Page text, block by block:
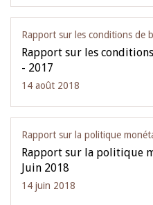
Rapport sur les conditions de
Rapport sur les
- 2017
14 août 2018
Rapport sur la politique
Rapport sur la politique
Juin 2018
14 juin 2018